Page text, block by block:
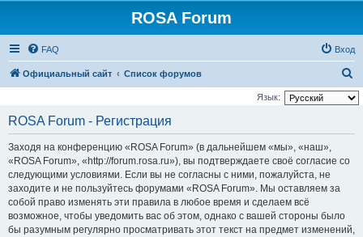
ROSA Forum
FAQ Вход
Официальный сайт Список форумов
о
Язык:
ROSA Forum - Регистрация
Заходя на конференцию «ROSA Forum» (в дальнейшем «мы», «наш»,
«ROSA Forum», «http://forum.rosa.ru»), вы подтверждаете своё согласие со
следующими условиями. Если вы не согласны с ними, пожалуйста, не
заходите и не пользуйтесь форумами «ROSA Forum». Мы оставляем за
собой право изменять эти правила в любое время и сделаем всё
возможное, чтобы уведомить вас об этом, однако с вашей стороны было
бы разумным регулярно просматривать этот текст на предмет изменений,